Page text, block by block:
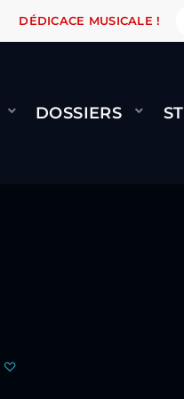
BERNARD MINET -
DÉDICACE MUSICALE !
DOSSIERS